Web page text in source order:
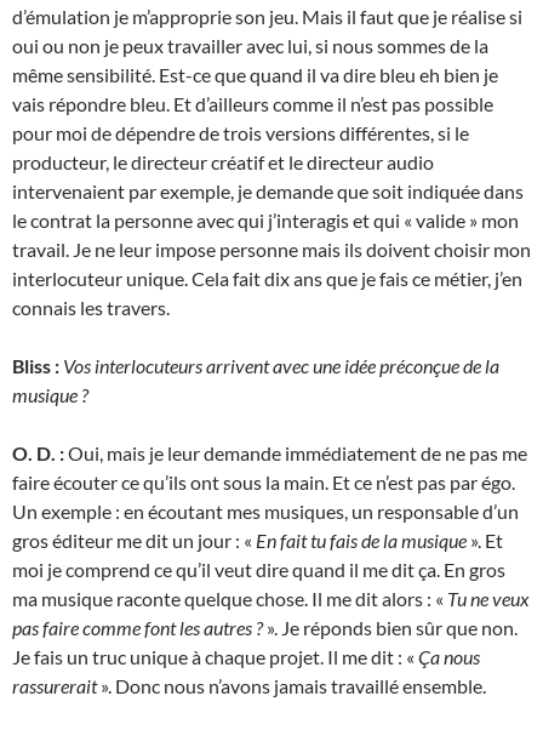
d’émulation je m’approprie son jeu. Mais il faut que je réalise si
oui ou non je peux travailler avec lui, si nous sommes de la
même sensibilité. Est-ce que quand il va dire bleu eh bien je
vais répondre bleu. Et d’ailleurs comme il n’est pas possible
pour moi de dépendre de trois versions différentes, si le
producteur, le directeur créatif et le directeur audio
intervenaient par exemple, je demande que soit indiquée dans
le contrat la personne avec qui j’interagis et qui « valide » mon
travail. Je ne leur impose personne mais ils doivent choisir mon
interlocuteur unique. Cela fait dix ans que je fais ce métier, j’en
connais les travers.
Bliss : Vos interlocuteurs arrivent avec une idée préconçue de la
musique ?
O. D. :Oui, mais je leur demande immédiatement de ne pas me
faire écouter ce qu’ils ont sous la main. Et ce n’est pas par égo.
Un exemple : en écoutant mes musiques, un responsable d’un
gros éditeur me dit un jour : « En fait tu fais de la musique ». Et
moi je comprend ce qu’il veut dire quand il me dit ça. En gros
ma musique raconte quelque chose. Il me dit alors : « Tu ne veux
pas faire comme font les autres ?». Je réponds bien sûr que non.
Je fais un truc unique à chaque projet. Il me dit : « Ça nous
rassurerait». Donc nous n’avons jamais travaillé ensemble.